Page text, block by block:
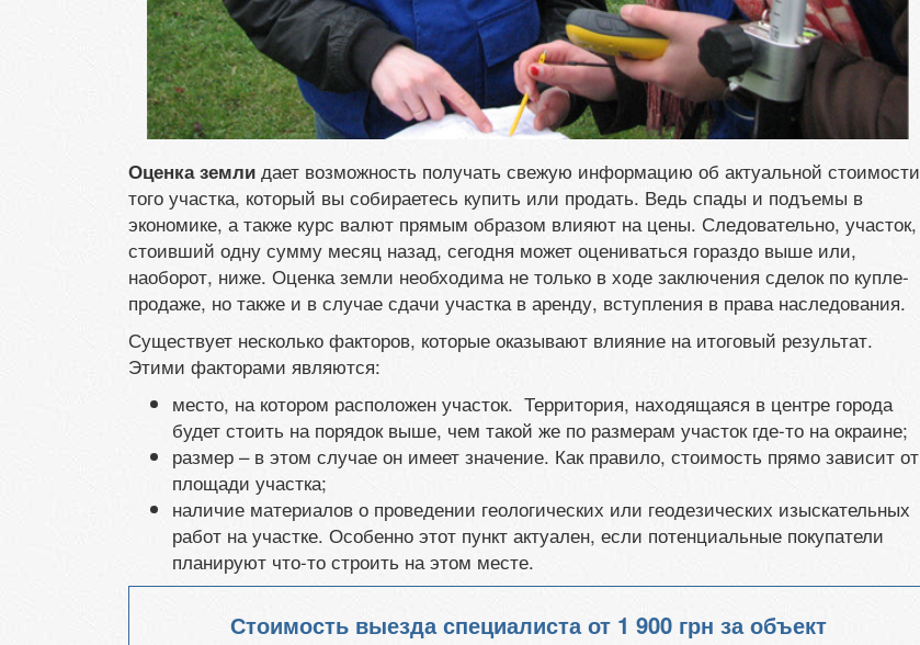
Оценка земли дает возможность получать свежую информацию об актуальной стоимости
того участка, который вы собираетесь купить или продать. Ведь спады и подъемы в
экономике, а также курс валют прямым образом влияют на цены. Следовательно, участок,
стоивший одну сумму месяц назад, сегодня может оцениваться гораздо выше или,
наоборот, ниже. Оценка земли необходима не только в ходе заключения сделок по купле-
продаже, но также и в случае сдачи участка в аренду, вступления в права наследования.
Существует несколько факторов, которые оказывают влияние на итоговый результат.
Этими факторами являются:
место, на котором расположен участок. Территория, находящаяся в центре города
будет стоить на порядок выше, чем такой же по размерам участок где-то на окраине;
размер – в этом случае он имеет значение. Как правило, стоимость прямо зависит от
площади участка;
наличие материалов о проведении геологических или геодезических изыскательных
работ на участке. Особенно этот пункт актуален, если потенциальные покупатели
планируют что-то строить на этом месте.
Стоимость выезда специалиста от 1 900 грн за объект